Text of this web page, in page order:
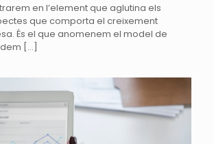
en l’element que aglutina els
que comporta el creixement
És el que anomenem el model de
[…]